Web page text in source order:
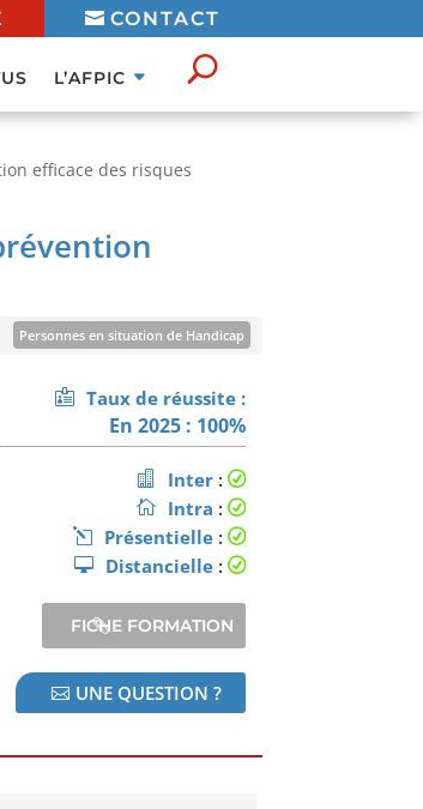
CONTACT
L’AFPIC
efficace des risques
Personnes en situation de Handicap
réserve de faisabilité
En savoir plus
Taux de réussite :
En 2025 : 100%
Inter:
Intra :
Présentielle:
Distancielle:
UNE QUESTION ?